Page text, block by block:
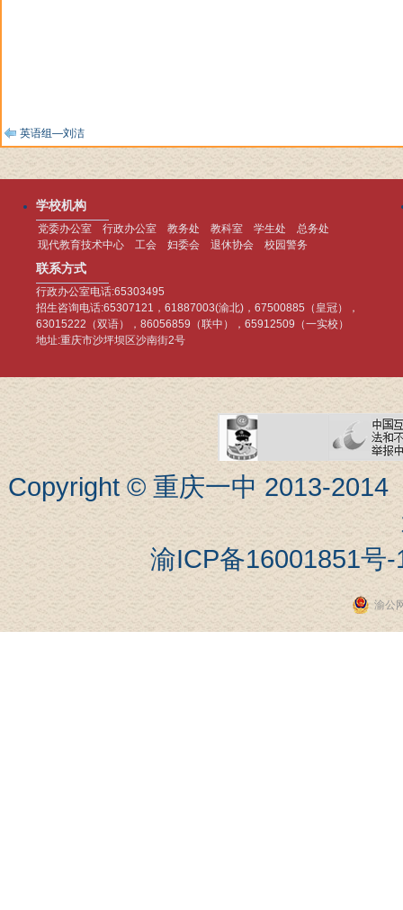
英语组—刘洁
学校机构
党委办公室 行政办公室 教务处 教科室 学生处
总务处
现代教育技术中心
工会 妇委会 退休协会 校园警务
联系方式
行政办公室电话:65303495
招生咨询电话:65307121，61887003(渝北)，67500885（皇冠），
63015222（双语），86056859（联中），65912509（一实校）
地址:重庆市沙坪坝区沙南街2号
Copyright © 重庆一中 2013-
渝ICP备16001851号-
渝公